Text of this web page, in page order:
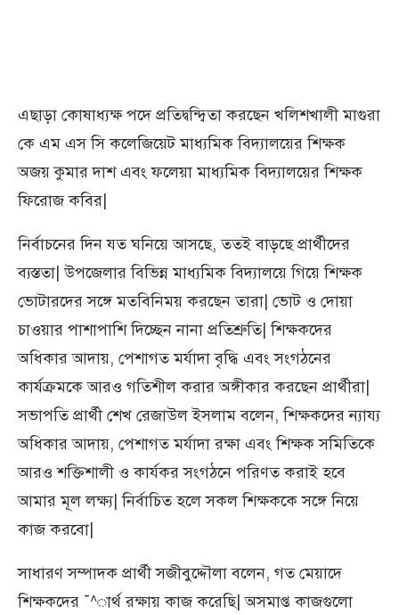
এছাড়া কোষাধ্যক্ষ পদে প্রতিদ্বন্দ্বিতা করছেন খলিশখালী মাগুরা
কে এম এস সি কলেজিয়েট মাধ্যমিক বিদ্যালয়ের শিক্ষক
অজয় কুমার দাশ এবং ফলেয়া মাধ্যমিক বিদ্যালয়ের শিক্ষক
ফিরোজ কবির|
নির্বাচনের দিন যত ঘনিয়ে আসছে, ততই বাড়ছে প্রার্থীদের
ব্যস্ততা| উপজেলার বিভিন্ন মাধ্যমিক বিদ্যালয়ে গিয়ে শিক্ষক
ভোটারদের সঙ্গে মতবিনিময় করছেন তারা| ভোট ও দোয়া
চাওয়ার পাশাপাশি দিচ্ছেন নানা প্রতিশ্রুতি| শিক্ষকদের
অধিকার আদায়, পেশাগত মর্যাদা বৃদ্ধি এবং সংগঠনের
কার্যক্রমকে আরও গতিশীল করার অঙ্গীকার করছেন প্রার্থীরা|
সভাপতি প্রার্থী শেখ রেজাউল ইসলাম বলেন, শিক্ষকদের ন্যায্য
অধিকার আদায়, পেশাগত মর্যাদা রক্ষা এবং শিক্ষক সমিতিকে
আরও শক্তিশালী ও কার্যকর সংগঠনে পরিণত করাই হবে
আমার মূল লক্ষ্য| নির্বাচিত হলে সকল শিক্ষককে সঙ্গে নিয়ে
কাজ করবো|
সাধারণ সম্পাদক প্রার্থী সজীবুদ্দৌলা বলেন, গত মেয়াদে
শিক্ষকদের ¯^ার্থ রক্ষায় কাজ করেছি| অসমাপ্ত কাজগুলো